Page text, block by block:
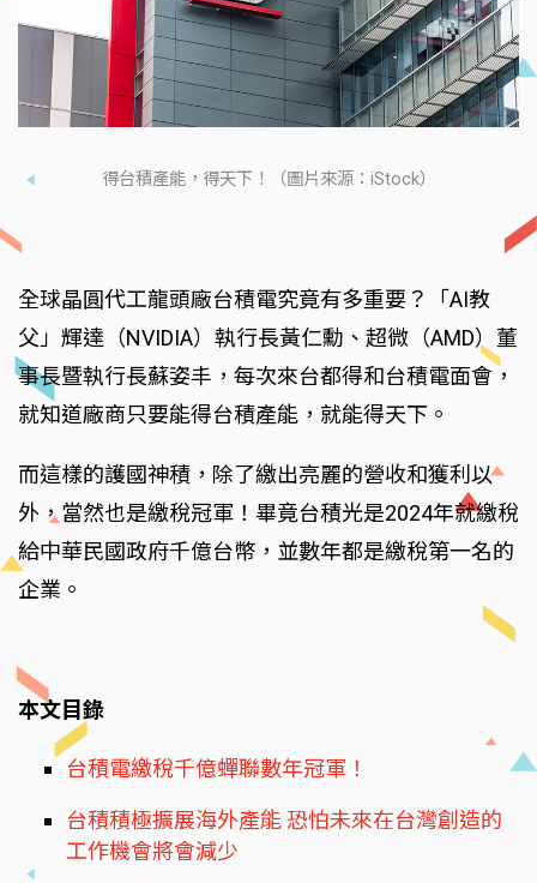
得台積產能，得天下！（圖片來源：iStock）
全球晶圓代工龍頭廠台積電究竟有多重要？「AI教
父」輝達（NVIDIA）執行長黃仁勳、超微（AMD）董
事長暨執行長蘇姿丰，每次來台都得和台積電面會，
就知道廠商只要能得台積產能，就能得天下。
而這樣的護國神積，除了繳出亮麗的營收和獲利以
外，當然也是繳稅冠軍！畢竟台積光是2024年就繳稅
給中華民國政府千億台幣，並數年都是繳稅第一名的
企業。
本文目錄
台積電繳稅千億蟬聯數年冠軍！
台積積極擴展海外產能 恐怕未來在台灣創造的
工作機會將會減少